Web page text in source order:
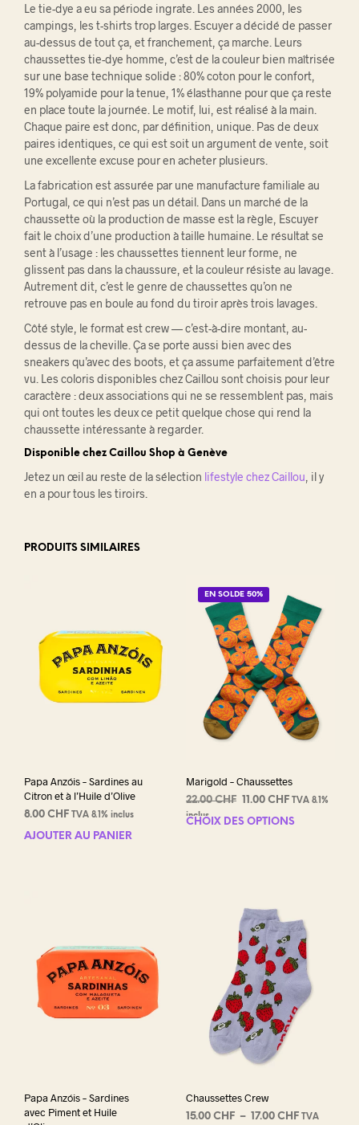
Le tie-dye a eu sa période ingrate. Les années 2000, les
campings, les t-shirts trop larges. Escuyer a décidé de passer
au-dessus de tout ça, etfranchement, ça marche. Leurs
chaussettes tie-dye homme, c’est de la couleur bien maîtrisée
sur une base technique solide : 80% coton pour le confort,
19% polyamide pour latenue, 1%élasthanne pour que ça reste
en place toute la journée. Le motif, lui, est réalisé à la main.
Chaque paire est donc, pardéfinition, unique. Pas de deux
paires identiques, ce qui est soit un argument de vente, soit
une excellente excuse pour en acheter plusieurs.
Lafabrication est assurée par une manufacture familiale au
Portugal, ce qui n’est pas un détail. Dans un marché de la
chaussette où la production de masse est la règle, Escuyer
fait le choix d’une production àtaille humaine. Le résultat se
sent à l’usage : les chaussettes tiennent leur forme, ne
glissent pas dans la chaussure, et lacouleur résiste au lavage.
Autrement dit, c’est le genre de chaussettes qu’on ne
retrouve pas en boule au fond du tiroiraprès trois lavages.
Côté style, le format est crew —c’est-à-dire montant, au-
dessus de lacheville. Ça se porte aussi bien avec des
sneakers qu’avecdes boots, et ça assume parfaitement d’être
vu. Les coloris disponibles chez Caillou sontchoisis pour leur
caractère : deuxassociations qui ne se ressemblent pas, mais
qui ont toutes les deux ce petit quelque chose qui rend la
chaussette intéressante à regarder.
Disponible chez Caillou Shop à Genève
Jetez un œil au reste de la sélection lifestyle chez Caillou il y
en a pour tous les tiroirs.
PRODUITS SIMILAIRES
Papa Anzóis – Sardines au
Citron et à l’Huile d’Olive
8.00 CHF TVA 8.1% inclus
AJOUTER AU PANIER
EN SOLDE 50%
Marigold – Chaussettes
22.00CHF Le
prix
11.00 CHFLe
prix
TVA 8.1%
inclus
CHOIX DES OPTIONS
Papa Anzóis – Sardines
avec Piment et Huile
Chaussettes Crew
15.00 CHF – 17.00 CHFPlage
TVA